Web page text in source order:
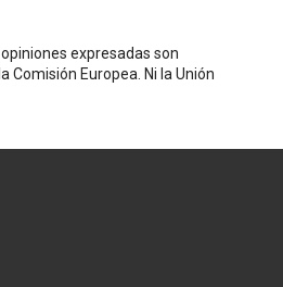
expresadas son
Comisión Europea. Ni la Unión